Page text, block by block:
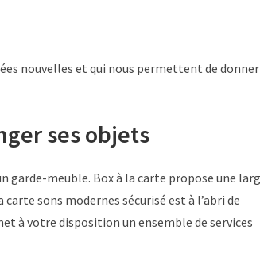
nouvelles et qui nous permettent de donner
ses objets
garde-meuble. Box à la carte propose une
sons modernes sécurisé est à l’abri de
à votre disposition un ensemble de services